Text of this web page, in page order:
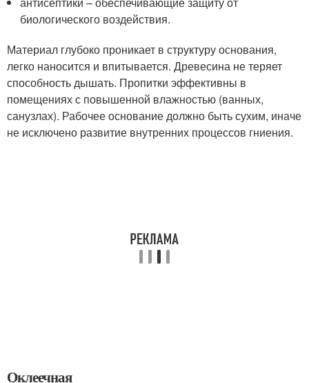
биологического воздействия.
Материал глубоко проникает в структуру основания,
легко наносится и впитывается. Древесина не теряет
способность дышать. Пропитки эффективны в
помещениях с повышенной влажностью (ванных,
санузлах). Рабочее основание должно быть сухим, иначе
не исключено развитие внутренних процессов гниения.
Оклеечная